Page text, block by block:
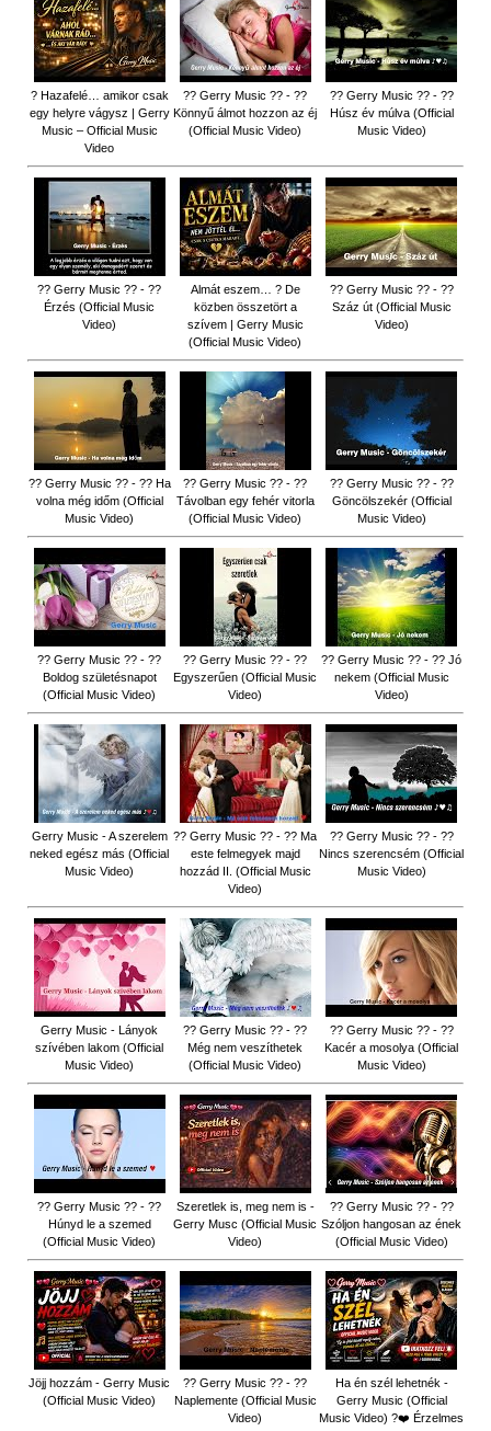
? Hazafelé… amikor csak
egy helyre vágysz | Gerry
Music – Official Music
Video
?? Gerry Music ?? - ??
Könnyű álmot hozzon az éj
(Official Music Video)
?? Gerry Music ?? - ??
Húsz év múlva (Official
Music Video)
?? Gerry Music ?? - ??
Érzés (Official Music
Video)
Almát eszem… ? De
közben összetört a
szívem | Gerry Music
(Official Music Video)
?? Gerry Music ?? - ??
Száz út (Official Music
Video)
?? Gerry Music ?? - ?? Ha
volna még időm (Official
Music Video)
?? Gerry Music ?? - ??
Távolban egy fehér vitorla
(Official Music Video)
?? Gerry Music ?? - ??
Göncölszekér (Official
Music Video)
?? Gerry Music ?? - ??
Boldog születésnapot
(Official Music Video)
?? Gerry Music ?? - ??
Egyszerűen (Official Music
Video)
?? Gerry Music ?? - ?? Jó
nekem (Official Music
Video)
Gerry Music - A szerelem
neked egész más (Official
Music Video)
?? Gerry Music ?? - ?? Ma
este felmegyek majd
hozzád II. (Official Music
Video)
?? Gerry Music ?? - ??
Nincs szerencsém (Official
Music Video)
Gerry Music - Lányok
szívében lakom (Official
Music Video)
?? Gerry Music ?? - ??
Még nem veszíthetek
(Official Music Video)
?? Gerry Music ?? - ??
Kacér a mosolya (Official
Music Video)
?? Gerry Music ?? - ??
Húnyd le a szemed
(Official Music Video)
Szeretlek is, meg nem is -
Gerry Musc (Official Music
Video)
?? Gerry Music ?? - ??
Szóljon hangosan az ének
(Official Music Video)
Jöjj hozzám - Gerry Music
(Official Music Video)
?? Gerry Music ?? - ??
Naplemente (Official Music
Video)
Ha én szél lehetnék -
Gerry Music (Official
Music Video) ?️❤️ Érzelmes